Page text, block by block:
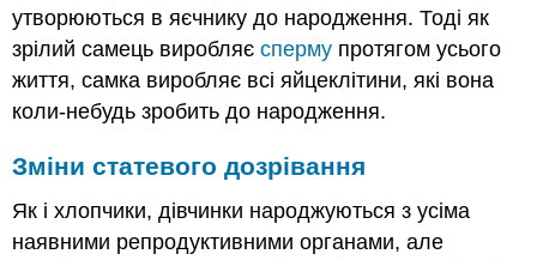
утворюються в яєчнику до народження. Тоді як
зрілий самець виробляєсперму протягом усього
життя, самка виробляє всі яйцеклітини, які вона
коли-небудь зробить до народження.
Зміни статевого дозрівання
Як і хлопчики, дівчинки народжуються з усіма
наявними репродуктивними органами, але